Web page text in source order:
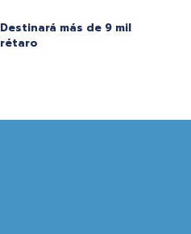
más de 9 mil